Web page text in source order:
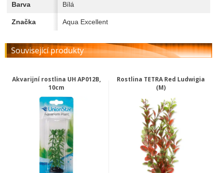
Barva Bílá
Značka Aqua Excellent
Související produkty
Akvarijní rostlina UH AP012B,
10cm
Rostlina TETRA Red Ludwigia
(M)